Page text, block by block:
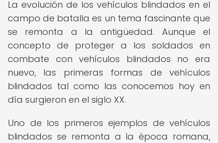
La evolución de los vehículos blindados en el
campo de batalla es un tema fascinante que
se remonta a la antigüedad. Aunque el
concepto de proteger a los soldados en
combate con vehículos blindados no era
nuevo, las primeras formas de vehículos
blindados tal como las conocemos hoy en
día surgieron en el siglo XX.
Uno de los primeros ejemplos de vehículos
blindados se remonta a la época romana,